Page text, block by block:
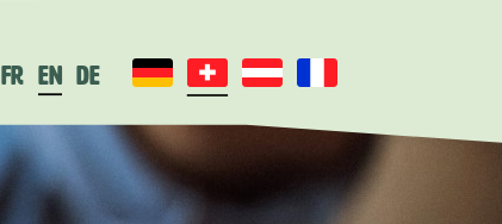
fr en de